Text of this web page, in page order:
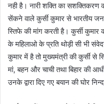
नही है। नारी शक्ति का सशक्तिकरण
सेंकने वाले कुर्सी कुमार से भारतीय
स्तिफे की मांग करती है। कुर्सी कुमार
के महिलाओ के प्रति थोड़ी सी भी
कुमार में है तो मुख्यमंत्री की कुर्सी से
मां, बहन और चाची तथा बिहार की
उनके द्वारा दिए गए बयान की घोर